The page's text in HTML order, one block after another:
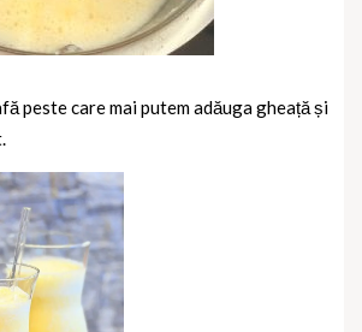
peste care mai putem adăuga gheață și